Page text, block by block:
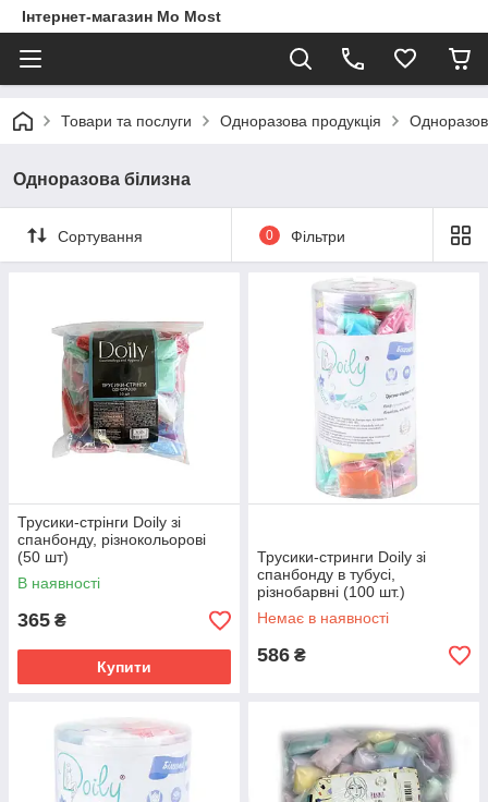
Інтернет-магазин Mo Most
Товари та послуги Одноразова продукція
Одноразова білизна
Сортування 0 Фільтри
Трусики-стрінги Doily зі
спанбонду, різнокольорові
(50 шт)
В наявності
365 ₴
Купити
Трусики-стринги Doily зі
спанбонду в тубусі,
різнобарвні (100 шт.)
Немає в наявності
586 ₴